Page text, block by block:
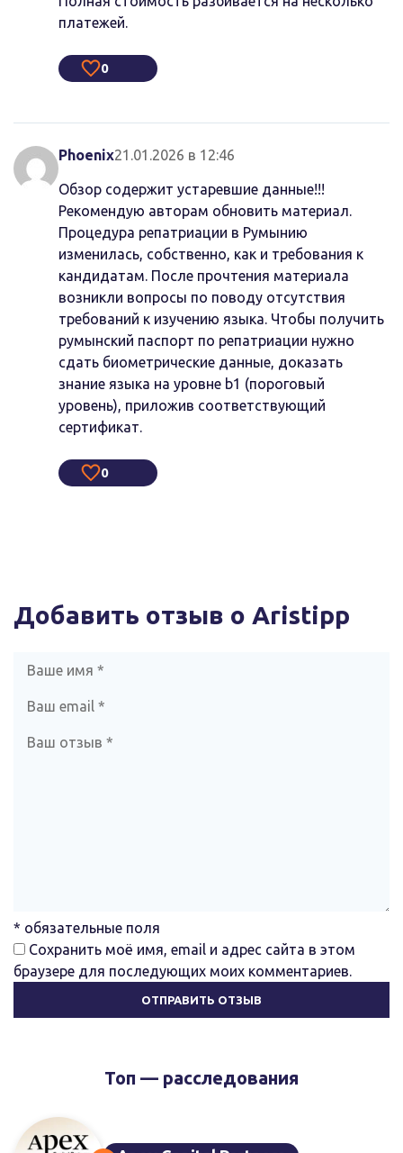
платежей.
0
Phoenix21.01.2026 в 12:46
Обзор содержит устаревшие данные!!!
Рекомендую авторам обновить материал.
Процедура репатриации в Румынию
изменилась, собственно, как и требования к
кандидатам. После прочтения материала
возникли вопросы по поводу отсутствия
требований к изучению языка. Чтобы получить
румынский паспорт по репатриации нужно
сдать биометрические данные, доказать
знание языка на уровне b1 (пороговый
уровень), приложив соответствующий
сертификат.
0
Добавить отзыв о Aristipp
* обязательные поля
Сохранить моё имя, email и адрес сайта в этом
браузере для последующих моих комментариев.
Топ — расследования